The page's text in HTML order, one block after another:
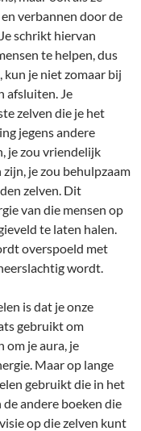
verbannen door de
schrikt hiervan
te helpen, dus
kun je niet zomaar bij
afsluiten. Je
zelven die je het
jegens andere
je zou vriendelijk
je zou behulpzaam
zelven. Dit
van die mensen op
te laten halen.
overspoeld met
wordt.
is dat je onze
gebruikt om
om je aura, je
Maar op lange
gebruikt die in het
de andere boeken die
op die zelven kunt